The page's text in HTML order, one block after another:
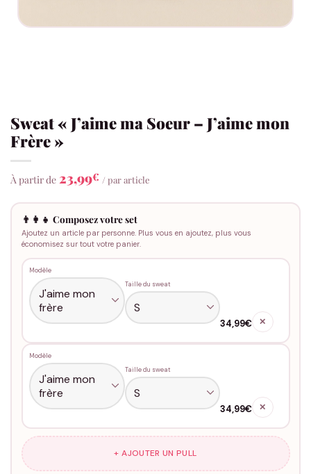
Sweat « J’aime ma Soeur – J’aime mon
Frère »
À partir de 23,99€ / par article
👨‍👩‍👧 Composez votre set
Ajoutez un article par personne. Plus vous en ajoutez, plus vous
économisez sur tout votre panier.
Modèle
Taille du sweat
34,99€ ✕
Modèle
Taille du sweat
34,99€ ✕
+ AJOUTER UN PULL